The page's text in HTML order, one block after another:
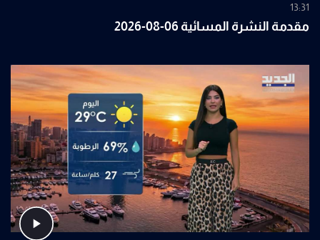
13:31
مقدمة النشرة المسائية 06-08-2026